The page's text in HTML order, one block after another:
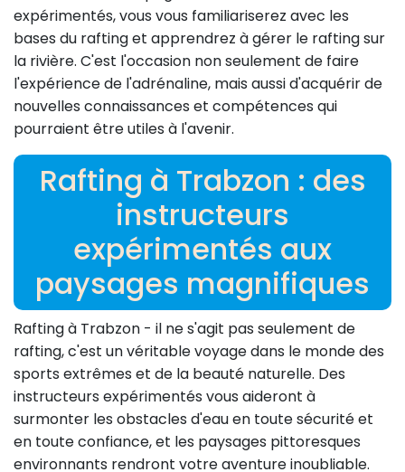
expérimentés, vous vous familiariserez avec les
bases du rafting et apprendrez à gérer le rafting sur
la rivière. C'est l'occasion non seulement de faire
l'expérience de l'adrénaline, mais aussi d'acquérir de
nouvelles connaissances et compétences qui
pourraient être utiles à l'avenir.
Rafting à Trabzon : des
instructeurs
expérimentés aux
paysages magnifiques
Rafting à Trabzon - il ne s'agit pas seulement de
rafting, c'est un véritable voyage dans le monde des
sports extrêmes et de la beauté naturelle. Des
instructeurs expérimentés vous aideront à
surmonter les obstacles d'eau en toute sécurité et
en toute confiance, et les paysages pittoresques
environnants rendront votre aventure inoubliable.